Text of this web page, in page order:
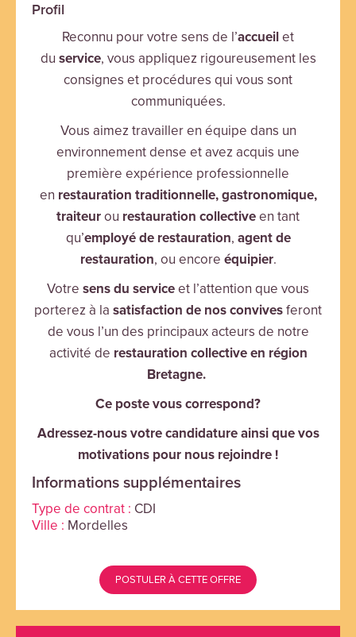
Profil
Reconnu pour votre sens de l’accueilet
du service, vous appliquez rigoureusement les
consignes et procédures qui vous sont
communiquées.
Vous aimez travailler en équipe dans un
environnement dense et avez acquis une
première expérience professionnelle
en restauration traditionnelle, gastronomique,
traiteurou restauration collectiveen tant
qu’employé de restauration, agent de
restauration, ou encore équipier.
Votre sens du serviceet l’attention que vous
porterez à la satisfaction de nos convivesferont
de vous l’un des principaux acteurs de notre
activité de restauration collective en région
Bretagne.
Ce poste vous correspond?
Adressez-nous votre candidature ainsi que vos
motivations pour nous rejoindre !
Informations supplémentaires
Type de contrat : CDI
Ville : Mordelles
POSTULER À CETTE OFFRE